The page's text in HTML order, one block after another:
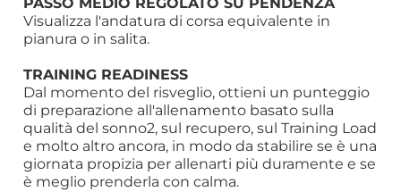
Visualizza l'andatura di corsa equivalente in
pianura o in salita.
TRAINING READINESS
Dal momento del risveglio, ottieni un punteggio
di preparazione all'allenamento basato sulla
qualità del sonno2, sul recupero, sul Training Load
e molto altro ancora, in modo da stabilire se è una
giornata propizia per allenarti più duramente e se
è meglio prenderla con calma.